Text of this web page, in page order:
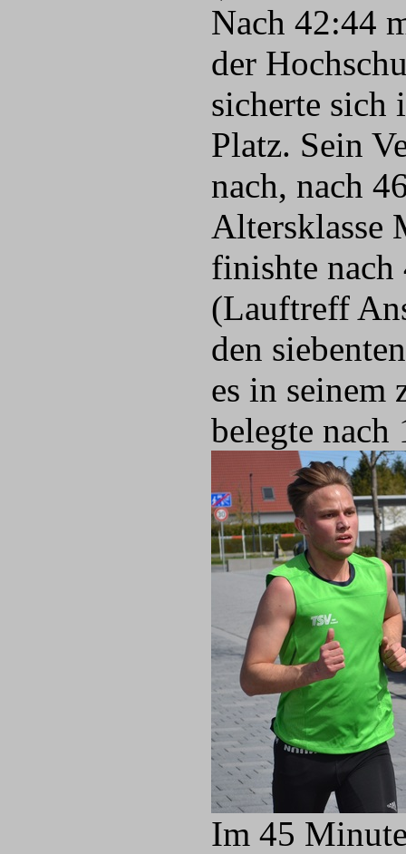
Nach 42:44
der
sicherte sich
Platz. Sein
nach, nach
Altersklasse
finishte
(Lauftreff
den
es in seinem
belegte
Im 45